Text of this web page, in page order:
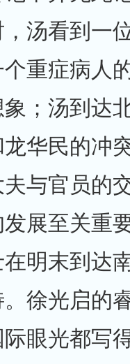
汤看到一
重症病人
；汤到达
华民的冲
与官员的
展至关重
明末到达
徐光启的
眼光都写